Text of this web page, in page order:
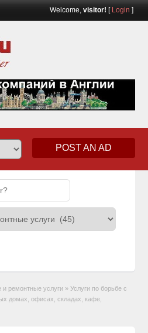
Welcome, visitor! [ Login ]
POST AN AD
и ремонтные услуги » Услуги по борьбе с
домах, офисах, складах, кафе,